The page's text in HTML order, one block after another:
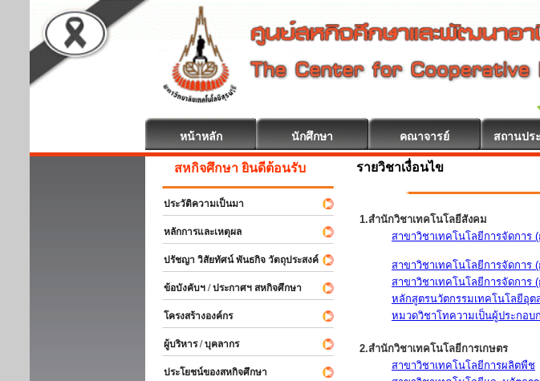
หน้าหลัก นักศึกษา คณาจารย์ สถานปร
สหกิจศึกษา ยินดีต้อนรับ
ประวัติความเป็นมา
หลักการและเหตุผล
ปรัชญา วิสัยทัศน์ พันธกิจ วัตถุประสงค์
ข้อบังคับฯ / ประกาศฯ สหกิจศึกษา
โครงสร้างองค์กร
ผู้บริหาร / บุคลากร
ประโยชน์ของสหกิจศึกษา
รายวิชาเงื่อนไข
1.สำนักวิชาเทคโนโลยีสังคม
สาขาวิชาเทคโนโลยีการจัดการ
สาขาวิชาเทคโนโลยีการจัดการ
สาขาวิชาเทคโนโลยีการจัดการ
หลักสูตรนวัตกรรมเทคโนโลยีอุ
หมวดวิชาโทความเป็นผู้ประกอบ
2.สำนักวิชาเทคโนโลยีการเกษตร
สาขาวิชาเทคโนโลยีการผลิตพืช